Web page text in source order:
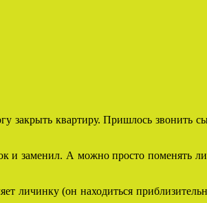
закрыть квартиру. Пришлось звонить
заменил. А можно просто поменять
личинку (он находиться